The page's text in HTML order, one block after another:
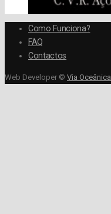
Como Funciona?
FAQ
Contactos
Web Developer © Via Oceânica